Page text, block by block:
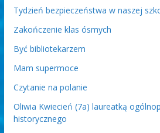
Tydzień bezpieczeństwa w naszej
Zakończenie klas ósmych
Być bibliotekarzem
Mam supermoce
Czytanie na polanie
Oliwia Kwiecień (7a) laureatką
historycznego